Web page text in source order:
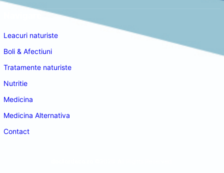
Leacuri naturiste
Boli & Afectiuni
Tratamente naturiste
Nutritie
Medicina
Medicina Alternativa
Contact